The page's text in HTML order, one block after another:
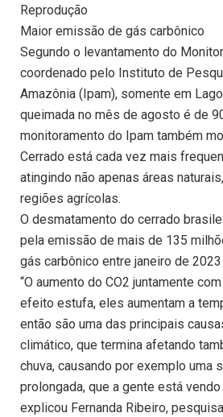
Reprodução
Maior emissão de gás carbônico
Segundo o levantamento do
coordenado pelo Instituto de
Amazônia (Ipam), somente em
queimada no mês de agosto é de
monitoramento do Ipam também
Cerrado está cada vez mais
atingindo não apenas áreas
regiões agrícolas.
O desmatamento do cerrado
pela emissão de mais de 135
gás carbônico entre janeiro de
“O aumento do CO2 juntamente
efeito estufa, eles aumentam a
então são uma das principais
climático, que termina afetando
chuva, causando por exemplo uma
prolongada, que a gente está vendo
explicou Fernanda Ribeiro,